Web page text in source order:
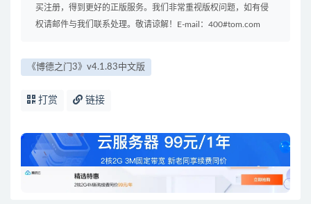
买注册，得到更好的正版服务。我们非常重视版权问题，如有侵
权请邮件与我们联系处理。敬请谅解！E-mail：400#tom.com
《博德之门3》v4.1.83中文版
打赏 链接